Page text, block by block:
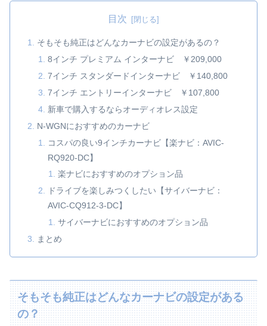
ビは装着で
きないと思
も多いと思
います。9
を装着する
際に必要な
取付金具、
おすすめカ
載。
います。9
する際に
目次
そもそも純正はどんなカーナビの設定があるの？
8インチ プレミアム インターナビ ￥209,000
7インチ スタンダードインターナビ ￥140,800
7インチ エントリーインターナビ ￥107,800
新車で購入するならオーディオレス設定
N-WGNにおすすめのカーナビ
コスパの良い9インチカーナビ【楽ナビ：AVIC-
RQ920-DC】
楽ナビにおすすめのオプション品
ドライブを楽しみつくしたい【サイバーナビ：
AVIC-CQ912-3-DC】
サイバーナビにおすすめのオプション品
まとめ
そもそも純正はどんなカーナビの設定がある
の？